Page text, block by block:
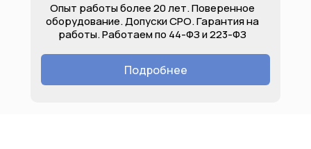
Комплексное
обследование
зданий и сооружений
О компании
Услуги
Объекты
Лицензии
Контакты
Подробнее
Опыт работы более 20 лет. Поверенное
оборудование. Допуски СРО. Гарантия на
работы. Работаем по 44-ФЗ и 223-ФЗ